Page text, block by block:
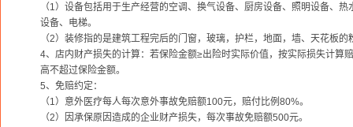
（1）设备包括用于生产经营的空调、换气设备、厨房设备、照明设备、
设备、电梯。
（2）装修指的是建筑工程完后的门窗，玻璃，护栏，地面，墙、天花板
4、店内财产损失的计算：若保险金额≥出险时实际价值，按实际损失计
高不超过保险金额。
5、免赔约定：
（1）意外医疗每人每次意外事故免赔额100元，赔付比例80%。
（2）因承保原因造成的企业财产损失，每次事故免赔额500元。